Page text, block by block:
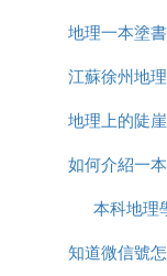
『叄』 什麼
地理學是研究
人文地團野理
各地的地形地
1.土地、山川等
或一個地區的
麼樣
地理一本塗
單哪
江蘇徐州地
本的
地理上的陡
如何介紹一
用書
本科地理
知道微信號